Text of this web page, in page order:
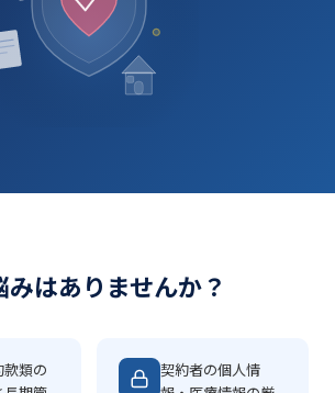
みはありませんか？
類の
契約者の個人情